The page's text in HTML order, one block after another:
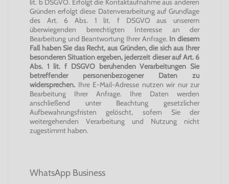
lit. b DSGVO. Erfolgt die Kontaktaufnahme aus anderen
Gründen erfolgt diese Datenverarbeitung auf Grundlage
des Art. 6 Abs. 1 lit. f DSGVO aus unserem
überwiegenden berechtigten Interesse an der
Bearbeitung und Beantwortung Ihrer Anfrage. In diesem
Fall haben Sie das Recht, aus Gründen, die sich aus Ihrer
besonderen Situation ergeben, jederzeit dieser auf Art. 6
Abs. 1 lit. f DSGVO beruhenden Verarbeitungen Sie
betreffender personenbezogener Daten zu
widersprechen. Ihre E-Mail-Adresse nutzen wir nur zur
Bearbeitung Ihrer Anfrage. Ihre Daten werden
anschließend unter Beachtung gesetzlicher
Aufbewahrungsfristen gelöscht, sofern Sie der
weitergehenden Verarbeitung und Nutzung nicht
zugestimmt haben.
WhatsApp Business